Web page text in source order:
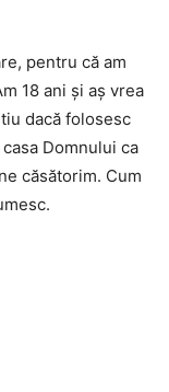
pentru că am
18 ani şi aş vrea
dacă folosesc
Domnului ca
căsătorim. Cum